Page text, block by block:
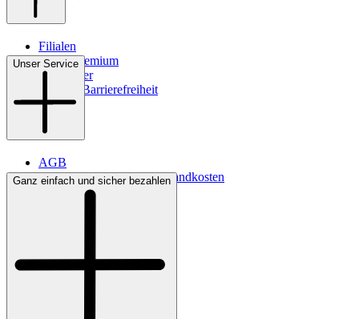
Filialen
WMS-Premium
Newsletter
Digitale Barrierefreiheit
Unser Service
AGB
Lieferbedingungen & Versandkosten
Bezahlung
Ganz einfach und sicher bezahlen